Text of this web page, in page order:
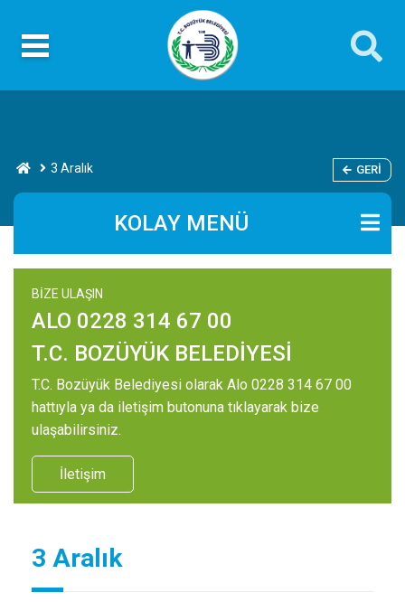
3 Aralık GERI
KOLAY MENÜ
BİZE ULAŞIN
ALO 0228 314 67 00
T.C. BOZÜYÜK BELEDİYESİ
T.C. Bozüyük Belediyesi olarak Alo 0228 314 67 00
hattıyla ya da iletişim butonuna tıklayarak bize
ulaşabilirsiniz.
İletişim
3 Aralık